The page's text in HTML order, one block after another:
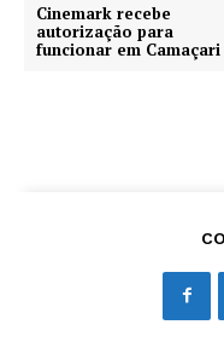
Cinemark recebe
autorização para
funcionar em Camaçari